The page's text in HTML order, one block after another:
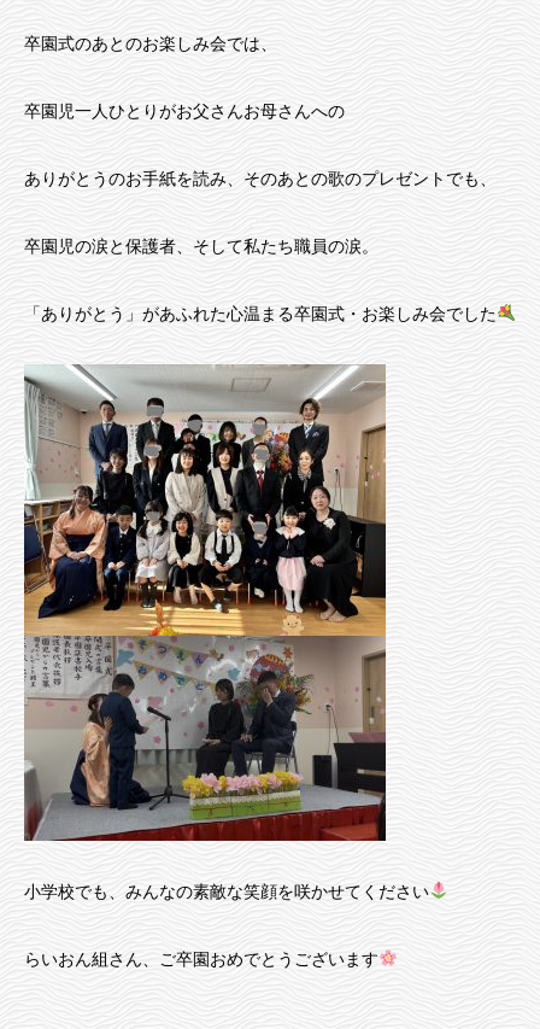
卒園式のあとのお楽しみ会では、
卒園児一人ひとりがお父さんお母さんへの
ありがとうのお手紙を読み、そのあとの歌のプレゼントでも、
卒園児の涙と保護者、そして私たち職員の涙。
「ありがとう」があふれた心温まる卒園式・お楽しみ会でした
小学校でも、みんなの素敵な笑顔を咲かせてください
らいおん組さん、ご卒園おめでとうございます